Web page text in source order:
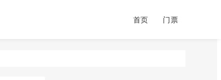
首页 门票